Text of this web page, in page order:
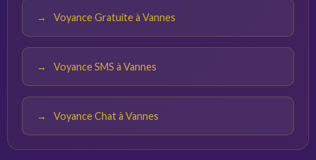
Voyance Gratuite à Vannes
Voyance SMS à Vannes
Voyance Chat à Vannes